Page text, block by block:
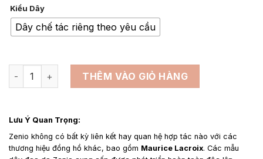
từ
1,650,000₫
Kiểu Dây
Dây chế tác riêng theo yêu cầu
Dây da đồng hồ thay thế cho Maurice Lacroix Masterpiece
THÊM VÀO GIỎ HÀNG
Lưu Ý Quan Trọng:
Zenio không có bất kỳ liên kết hay quan hệ hợp tác nào với các
thương hiệu đồng hồ khác, bao gồm Maurice Lacroix. Các mẫu